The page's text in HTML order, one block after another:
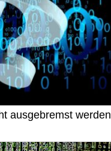
ausgebremst werden